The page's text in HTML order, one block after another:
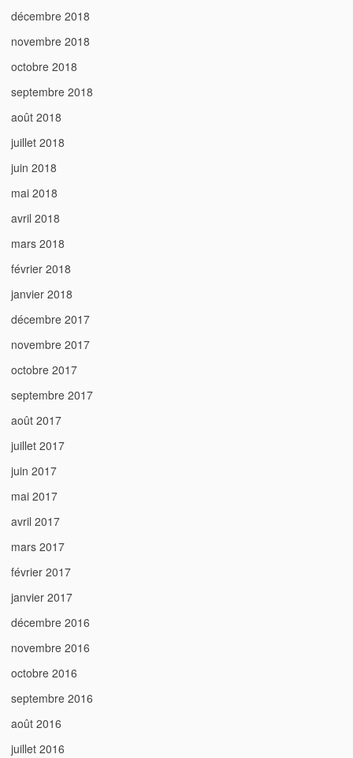
décembre 2018
novembre 2018
octobre 2018
septembre 2018
août 2018
juillet 2018
juin 2018
mai 2018
avril 2018
mars 2018
février 2018
janvier 2018
décembre 2017
novembre 2017
octobre 2017
septembre 2017
août 2017
juillet 2017
juin 2017
mai 2017
avril 2017
mars 2017
février 2017
janvier 2017
décembre 2016
novembre 2016
octobre 2016
septembre 2016
août 2016
juillet 2016